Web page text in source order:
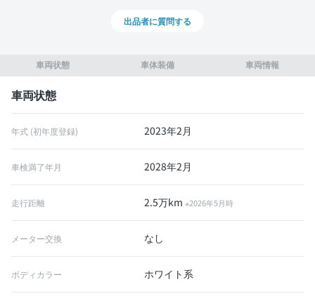
車両状態 車体装備 車両情報
車両状態
年式 (初年度登録) 2023年2月
車検満了年月 2028年2月
走行距離 2.5万km※2026年5月時
メーター交換 なし
ボディカラー ホワイト系
出品者に質問する